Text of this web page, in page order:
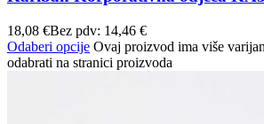
18,08 €Bez pdv: 14,46 €
Odaberi opcije Ovaj proizvod ima više
odabrati na stranici proizvoda